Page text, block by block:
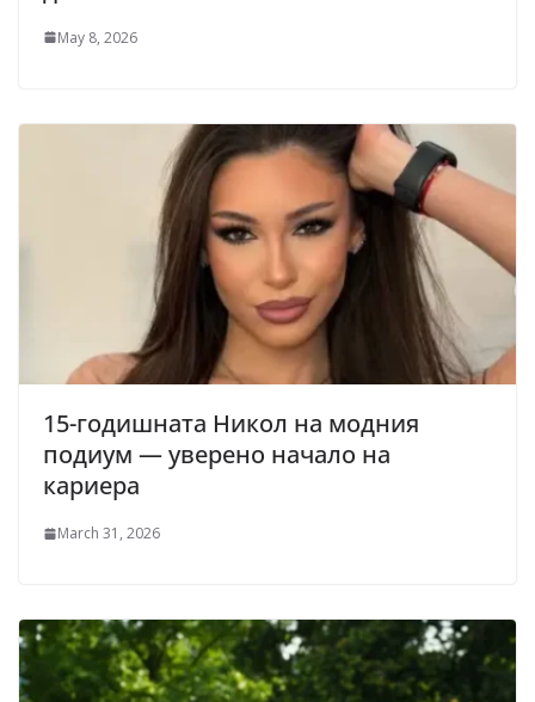
May 8, 2026
15-годишната Никол на модния
подиум — уверено начало на
кариера
March 31, 2026